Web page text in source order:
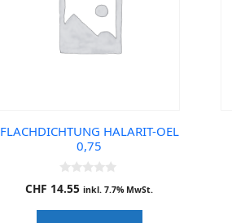
FLACHDICHTUNG HALARIT-OEL
0,75
0
o
CHF 14.55 inkl. 7.7% MwSt.